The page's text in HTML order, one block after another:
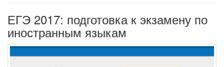
ЕГЭ 2017: подготовка к экзамену по
иностранным языкам